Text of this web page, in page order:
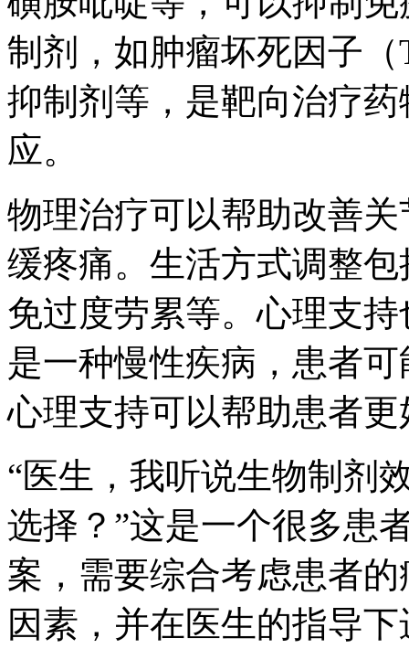
制剂，如肿瘤坏死因子
抑制剂等，是靶向治疗
应。
物理治疗可以帮助改善
缓疼痛。生活方式调整
免过度劳累等。心理支
是一种慢性疾病，患者
心理支持可以帮助患者
“医生，我听说生物制剂
选择？”这是一个很多患
案，需要综合考虑患者
因素，并在医生的指导